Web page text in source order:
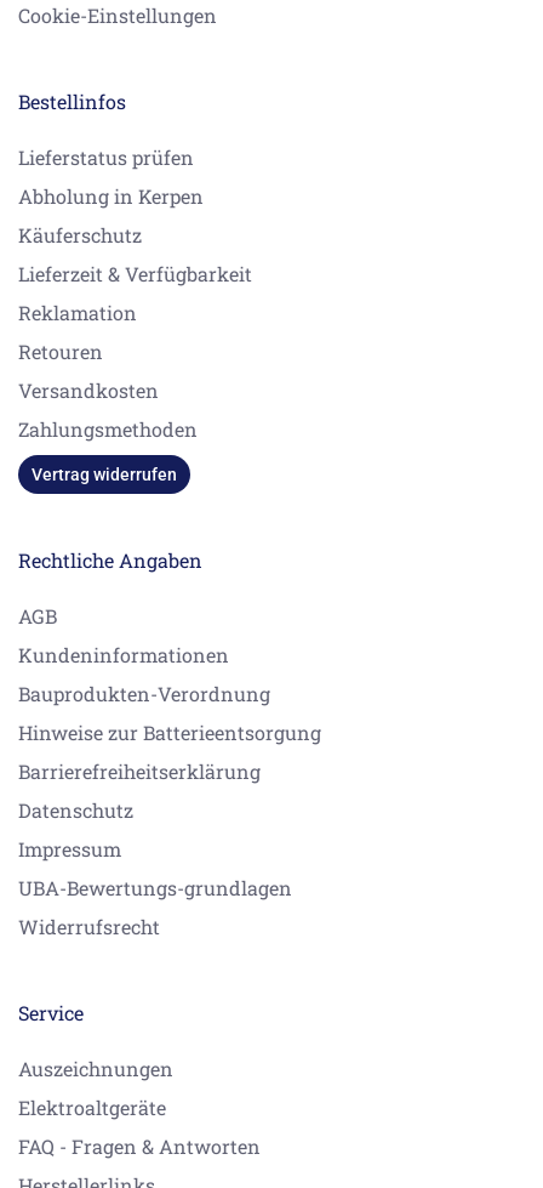
Cookie-Einstellungen
Bestellinfos
Lieferstatus prüfen
Abholung in Kerpen
Käuferschutz
Lieferzeit & Verfügbarkeit
Reklamation
Retouren
Versandkosten
Zahlungsmethoden
Vertrag widerrufen
Rechtliche Angaben
AGB
Kundeninformationen
Bauprodukten-Verordnung
Hinweise zur Batterieentsorgung
Barrierefreiheitserklärung
Datenschutz
Impressum
UBA-Bewertungs-grundlagen
Widerrufsrecht
Service
Auszeichnungen
Elektroaltgeräte
FAQ - Fragen & Antworten